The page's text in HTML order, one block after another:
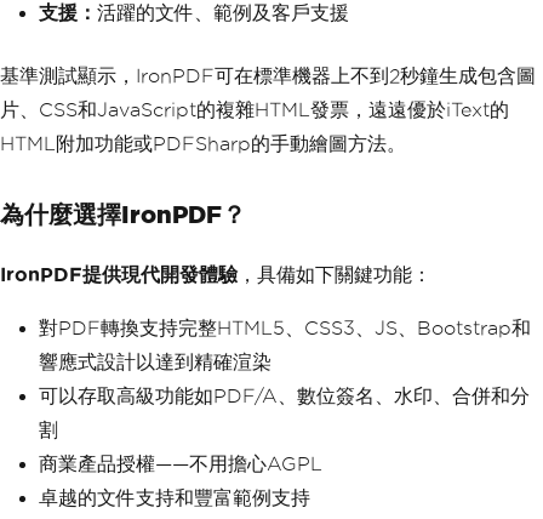
支援： 活躍的文件、範例及客戶支援
基準測試顯示，IronPDF可在標準機器上不到2秒鐘生成包含圖
片、CSS和JavaScript的複雜HTML發票，遠遠優於iText的
HTML附加功能或PDFSharp的手動繪圖方法。
為什麼選擇IronPDF？
IronPDF提供現代開發體驗，具備如下關鍵功能：
對PDF轉換支持完整HTML5、CSS3、JS、Bootstrap和
響應式設計以達到精確渲染
可以存取高級功能如PDF/A、數位簽名、水印、合併和分
割
商業產品授權——不用擔心AGPL
卓越的文件支持和豐富範例支持